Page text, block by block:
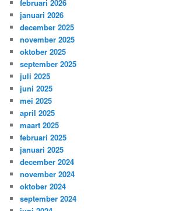
februari 2026
januari 2026
december 2025
november 2025
oktober 2025
september 2025
juli 2025
juni 2025
mei 2025
april 2025
maart 2025
februari 2025
januari 2025
december 2024
november 2024
oktober 2024
september 2024